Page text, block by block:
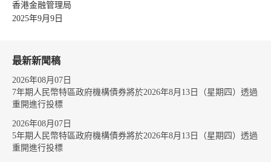
香港金融管理局
2025年9月9日
最新新聞稿
2026年08月07日
7年期人民幣特區政府機構債券將於2026年8月13日（星期四）透過
重開進行投標
2026年08月07日
5年期人民幣特區政府機構債券將於2026年8月13日（星期四）透過
重開進行投標